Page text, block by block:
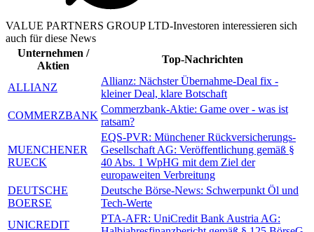
VALUE PARTNERS GROUP LTD-Investoren interessieren sich
auch für diese News
Unternehmen /
Aktien
Top-Nachrichten
ALLIANZ
Allianz: Nächster Übernahme-Deal fix -
kleiner Deal, klare Botschaft
COMMERZBANK
Commerzbank-Aktie: Game over - was ist
ratsam?
MUENCHENER
RUECK
EQS-PVR: Münchener Rückversicherungs-
Gesellschaft AG: Veröffentlichung gemäß §
40 Abs. 1 WpHG mit dem Ziel der
europaweiten Verbreitung
DEUTSCHE
BOERSE
Deutsche Börse-News: Schwerpunkt Öl und
Tech-Werte
UNICREDIT
PTA-AFR: UniCredit Bank Austria AG: